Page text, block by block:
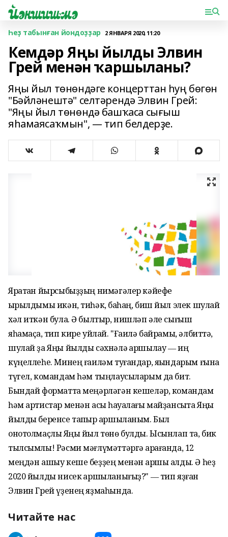
Һеҙ табынған йондоҙҙар 2 ЯНВАРЯ 2020, 11:20
Кемдәр Яңы йылды Элвин
Грей менән ҡаршыланы?
Яңы йыл төнөндәге концерттан һуң бөгөн
"Бәйләнештә" селтәрендә Элвин Грей:
"Яңы йыл төнөндә башҡаса сығыш
яһамаясаҡмын", ― тип белдерҙе.
Яратҡан йырсыбыҙҙың нимәгәлер кәйефе
ҡырылдымы икән, тиһәк, баҡһаң, биш йыл элек шулай
хәл иткән була. Ә былтыр, нишләп әле сығыш
яһамаҫҡа, тип кире уйлай. "Ғаилә байрамы, әлбиттә,
шулай ҙа Яңы йылды сәхнәлә ҡаршылау ― иң
күңеллеһе. Минең ғаиләм туғандар, яҡындарым ғына
түгел, командам һәм тыңлаусыларым да бит.
Бындай форматта меңәрләгән кешеләр, командам
һәм артистар менән асыҡ һауалағы майҙансыҡта Яңы
йылды беренсе тапҡыр ҡаршыланым. Был
онотолмаҫлыҡ Яңы йыл төнө булды. Ысынлап та, бик
тылсымлы! Рәсми мәғлүмәттәргә ҡарағанда, 12
меңдән ашыу кеше беҙҙең менән ҡаршы алды. Ә һеҙ
2020 йылды нисек ҡаршыланығыҙ?" ― тип яҙған
Элвин Грей үҙенең яҙмаһында.
Читайте нас